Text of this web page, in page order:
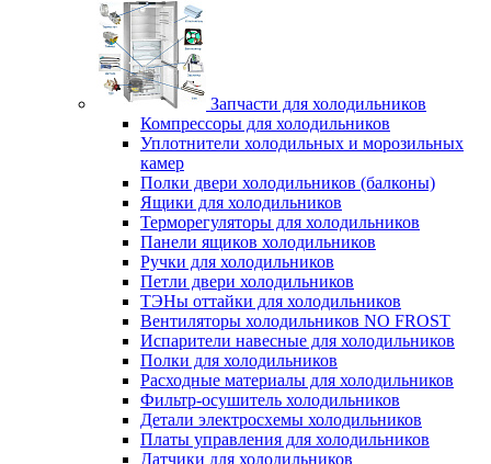
Запчасти для холодильников
Компрессоры для холодильников
Уплотнители холодильных и морозильных
камер
Полки двери холодильников (балконы)
Ящики для холодильников
Терморегуляторы для холодильников
Панели ящиков холодильников
Ручки для холодильников
Петли двери холодильников
ТЭНы оттайки для холодильников
Вентиляторы холодильников NO FROST
Испарители навесные для холодильников
Полки для холодильников
Расходные материалы для холодильников
Фильтр-осушитель холодильников
Детали электросхемы холодильников
Платы управления для холодильников
Датчики для холодильников